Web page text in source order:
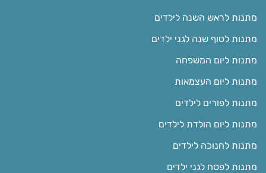
מתנות לראש השנה לילדים
מתנות לסוף שנה לגני ילדים
מתנות ליום המשפחה
מתנות ליום העצמאות
מתנות לפורים לילדים
מתנות ליום הולדת לילדים
מתנות לחנוכה לילדים
מתנות לפסח לגני ילדים